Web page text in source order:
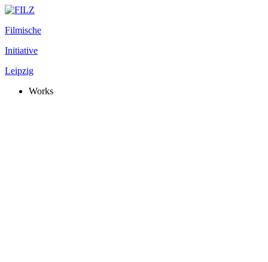
Filmische
Initiative
Leipzig
Works